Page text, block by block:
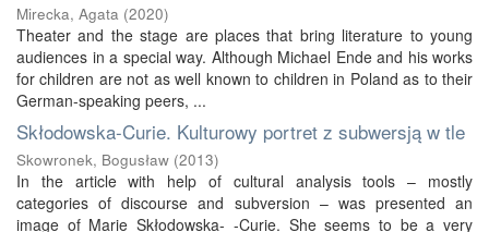
Mirecka, Agata (2020)
Theater and the stage are places that bring literature to young
audiences in a special way. Although Michael Ende and his works
for children are not as well known to children in Poland as to their
German-speaking peers, ...
Skłodowska-Curie. Kulturowy portret z subwersją w tle
Skowronek, Bogusław (2013)
In the article with help of cultural analysis tools – mostly
categories of discourse and subversion – was presented an
image of Marie Skłodowska- -Curie. She seems to be a very